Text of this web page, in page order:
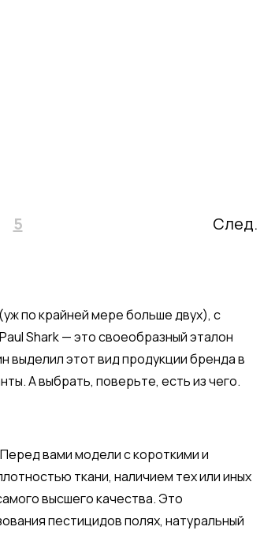
5 След.
по крайней мере больше двух), с
Shark — это своеобразный эталон
выделил этот вид продукции бренда в
А выбрать, поверьте, есть из чего.
вами модели с короткими и
ткани, наличием тех или иных
высшего качества. Это
пестицидов полях, натуральный